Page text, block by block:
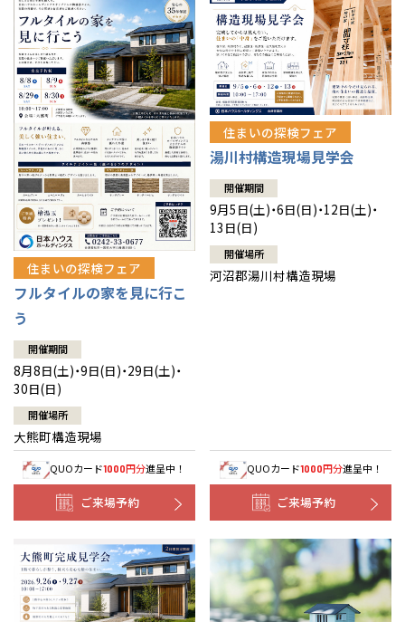
住まいの探検フェア
フルタイルの家を見に行こ
う
開催期間
8月8日(土)・9日(日)・29日(土)・
30日(日)
開催場所
大熊町構造現場
QUOカード1000円分進呈中！
ご来場予約
住まいの探検フェア
湯川村構造現場見学会
開催期間
9月5日(土)・6日(日)・12日(土)・
13日(日)
開催場所
河沼郡湯川村構造現場
QUOカード1000円分進呈中！
ご来場予約